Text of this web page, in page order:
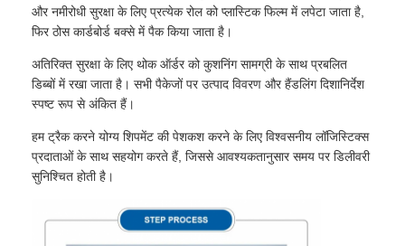
और नमीरोधी सुरक्षा के लिए प्रत्येक रोल को प्लास्टिक फिल्म में लपेटा जाता है,
फिर ठोस कार्डबोर्ड बक्से में पैक किया जाता है।
अतिरिक्त सुरक्षा के लिए थोक ऑर्डर को कुशनिंग सामग्री के साथ प्रबलित
डिब्बों में रखा जाता है। सभी पैकेजों पर उत्पाद विवरण और हैंडलिंग दिशानिर्देश
स्पष्ट रूप से अंकित हैं।
हम ट्रैक करने योग्य शिपमेंट की पेशकश करने के लिए विश्वसनीय लॉजिस्टिक्स
प्रदाताओं के साथ सहयोग करते हैं, जिससे आवश्यकतानुसार समय पर डिलीवरी
सुनिश्चित होती है।